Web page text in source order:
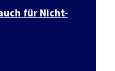
für Nicht-